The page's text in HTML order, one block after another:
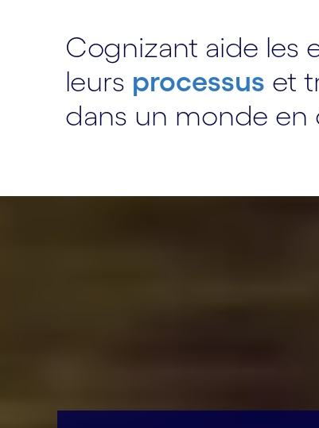
Cognizant aide les
leurs processus et
dans un monde en